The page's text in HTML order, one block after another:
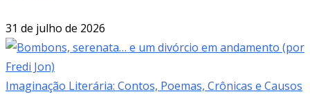
31 de julho de 2026
Imaginação Literária: Contos, Poemas, Crônicas e Causos